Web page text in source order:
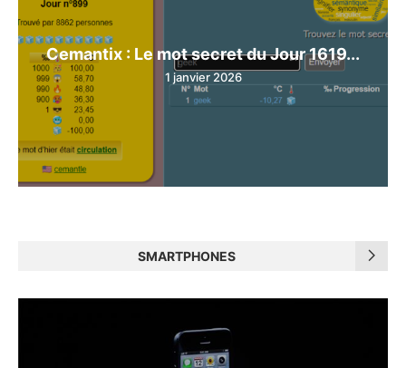
Cemantix : Le mot secret du Jour 1619...
1 janvier 2026
SMARTPHONES